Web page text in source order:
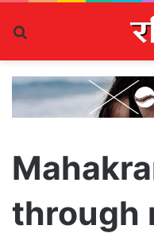
through